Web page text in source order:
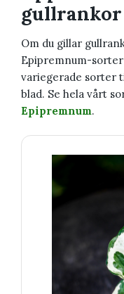
gullrankor
Om du gillar
Epipremnum-sorter
variegerade sorter
blad. Se hela vårt
Epipremnum.